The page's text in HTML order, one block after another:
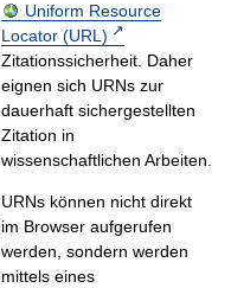
Uniform Resource
Locator (URL)
Zitationssicherheit. Daher
eignen sich URNs zur
dauerhaft sichergestellten
Zitation in
wissenschaftlichen Arbeiten.
URNs können nicht direkt
im Browser aufgerufen
werden, sondern werden
mittels eines